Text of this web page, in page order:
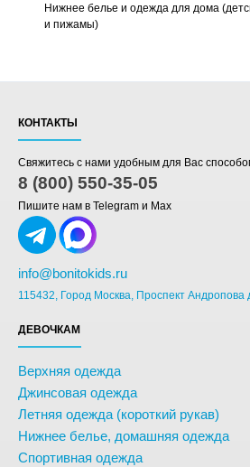
Нижнее белье и одежда для дома
и пижамы)
КОНТАКТЫ
Свяжитесь с нами удобным для Вас
8 (800) 550-35-05
Пишите нам в Telegram и Max
info@bonitokids.ru
115432, Город Москва, Проспект Андропова
ДЕВОЧКАМ
Верхняя одежда
Джинсовая одежда
Летняя одежда (короткий рукав)
Нижнее белье, домашняя одежда
Спортивная одежда